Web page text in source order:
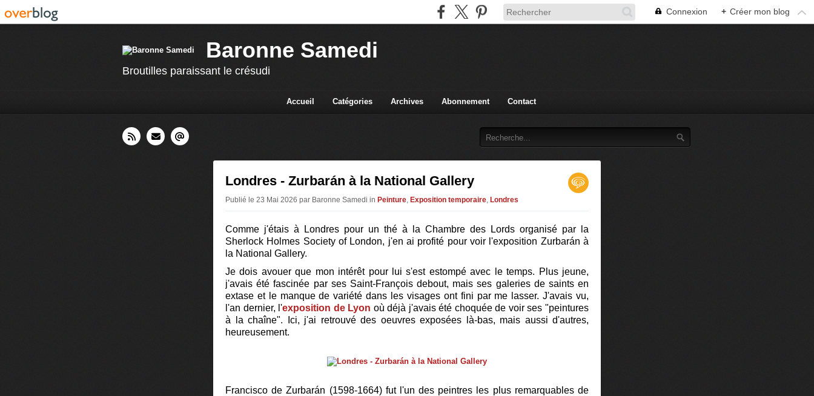
Connexion + Créer mon blog
Baronne Samedi
Broutilles paraissant le crésudi
Accueil Catégories Archives Abonnement Contact
Londres - Zurbarán à la National Gallery
Publié le 23 Mai 2026 par Baronne Samedi in Peinture, Exposition temporaire, Londres
Comme j'étais à Londres pour un thé à la Chambre des Lords organisé par la
Sherlock Holmes Society of London, j'en ai profité pour voir l'exposition Zurbarán à
la National Gallery.
Je dois avouer que mon intérêt pour lui s'est estompé avec le temps. Plus jeune,
j'avais été fascinée par ses Saint-François debout, mais ses galeries de saints en
extase et le manque de variété dans les visages ont fini par me lasser. J'avais vu,
l'an dernier, l'exposition de Lyon où déjà j'avais été choquée de voir ses "peintures
à la chaîne". Ici, j'ai retrouvé des oeuvres exposées là-bas, mais aussi d'autres,
heureusement.
Francisco de Zurbarán (1598-1664) fut l'un des peintres les plus remarquables de